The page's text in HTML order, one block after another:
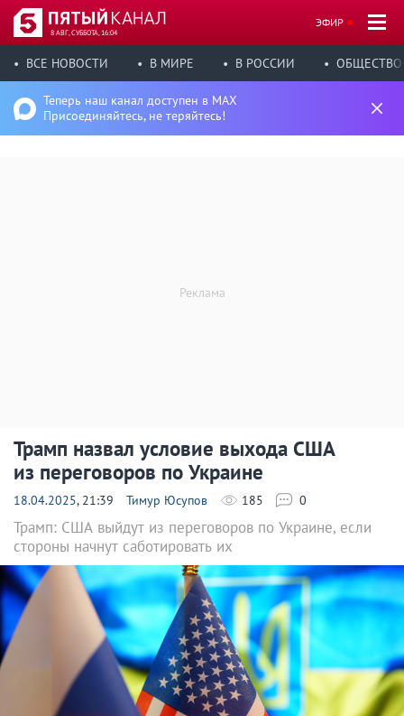
8 АВГ, СУББОТА, 16:04
ЭФИР
ВСЕ НОВОСТИ В МИРЕ В РОССИИ ОБЩЕСТВО
Теперь наш канал доступен в MAX
Присоединяйтесь, не теряйтесь!
Трамп назвал условие выхода США
из переговоров по Украине
18.04.2025, 21:39 Тимур Юсупов 185 0
Трамп: США выйдут из переговоров по Украине, если
стороны начнут саботировать их